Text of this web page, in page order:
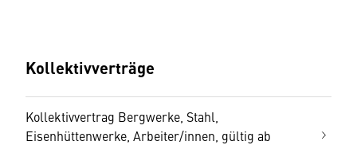
Kollektivverträge
Kollektivvertrag Bergwerke, Stahl,
Eisenhüttenwerke, Arbeiter/innen, gültig ab